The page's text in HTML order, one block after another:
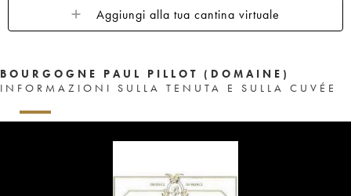
Aggiungi alla tua cantina virtuale
BOURGOGNE PAUL PILLOT (DOMAINE)
INFORMAZIONI SULLA TENUTA E SULLA CUVÉE